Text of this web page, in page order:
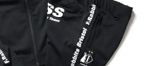
。 #MONTHLY JOURNAL
#フイナムのYouTube
#FOCUS IT #AH.H
#FASHION #MUSIC #MOVIE